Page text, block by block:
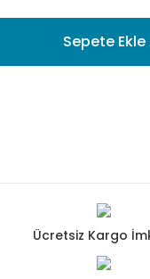
Sepete Ekle
Ücretsiz Kargo